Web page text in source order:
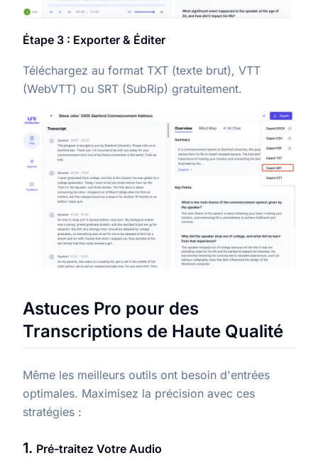
Étape 3 : Exporter & Éditer
Téléchargez au format TXT (texte brut), VTT
(WebVTT) ou SRT (SubRip) gratuitement.
Astuces Pro pour des
Transcriptions de Haute Qualité
Même les meilleurs outils ont besoin d'entrées
optimales. Maximisez la précision avec ces
stratégies :
1. Pré-traitez Votre Audio